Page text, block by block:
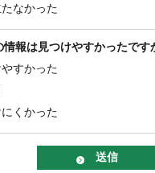
なかった
情報は見つけやすかったです
すかった
くかった